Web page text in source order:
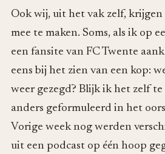
Ook wij, uit het vak zelf, krijgen
mee te maken. Soms, als ik op
een fansite van FC Twente
eens bij het zien van een kop:
weer gezegd? Blijk ik het zelf te
anders geformuleerd in het
Vorige week nog werden
uit een podcast op één hoop